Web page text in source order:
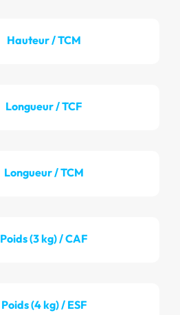
Hauteur / TCM
Longueur / TCF
Longueur / TCM
Poids (3 kg) / CAF
Poids (4 kg) / ESF